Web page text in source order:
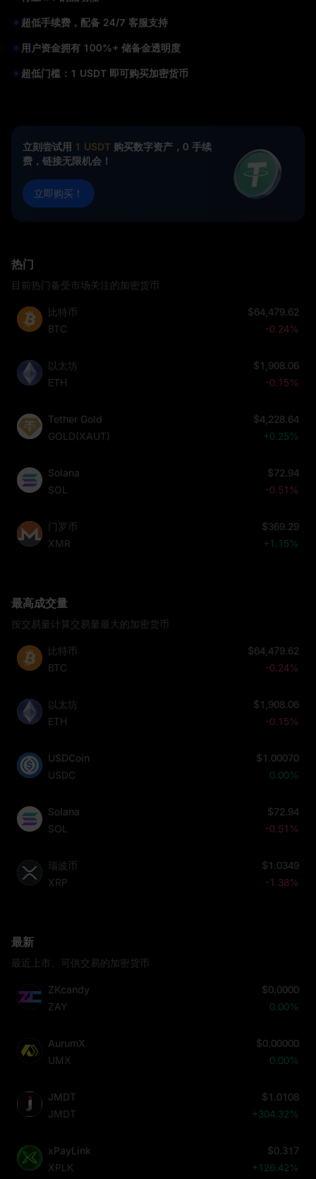
超低手续费，配备 24/7 客服支持
用户资金拥有 100%+ 储备金透明度
超低门槛：1 USDT 即可购买加密货币
立刻尝试用 1 USDT 购买数字资产，0 手续
费，链接无限机会！
立即购买！
热门
目前热门备受市场关注的加密货币
比特币
BTC
$64,479.62
-0.24%
以太坊
ETH
$1,908.06
-0.15%
Tether Gold
GOLD(XAUT)
$4,228.64
+0.25%
Solana
SOL
$72.94
-0.51%
门罗币
XMR
$369.29
+1.15%
最高成交量
按交易量计算交易量最大的加密货币
比特币
BTC
$64,479.62
-0.24%
以太坊
ETH
$1,908.06
-0.15%
USDCoin
USDC
$1.00070
0.00%
Solana
SOL
$72.94
-0.51%
瑞波币
XRP
$1.0349
-1.38%
最新
最近上市、可供交易的加密货币
ZKcandy
ZAY
$0.0000
0.00%
AurumX
UMX
$0.00000
0.00%
JMDT
JMDT
$1.0108
+304.32%
xPayLink
XPLK
$0.317
+126.42%